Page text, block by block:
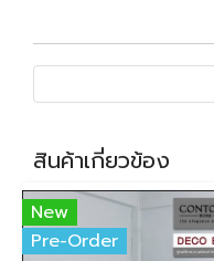
สินค้าเกี่ยวข้อง
New
Pre-Order